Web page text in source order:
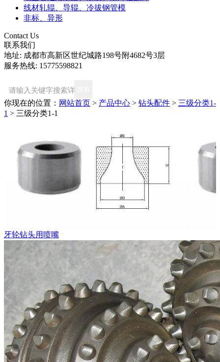
线材轧辊、导辊、冷拔钢管模
非标、异形
Contact Us
联系我们
地址: 成都市高新区世纪城路198号附4682号3层
服务热线: 15775598821
你现在的位置： 网站首页 > 产品中心 > 钻头配件 > 三级分类1-
1 > 三级分类1-1
牙轮钻头用喷嘴